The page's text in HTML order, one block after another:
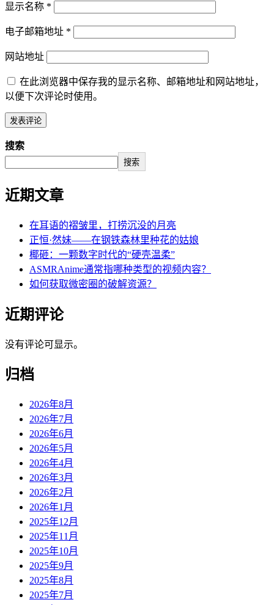
显示名称 *
电子邮箱地址 *
网站地址
在此浏览器中保存我的显示名称、邮箱地址和网站地址，
以便下次评论时使用。
搜索
搜索
近期文章
在耳语的褶皱里，打捞沉没的月亮
正恒·然妹——在钢铁森林里种花的姑娘
椰砸：一颗数字时代的“硬壳温柔”
ASMRAnime通常指哪种类型的视频内容？
如何获取微密圈的破解资源？
近期评论
没有评论可显示。
归档
2026年8月
2026年7月
2026年6月
2026年5月
2026年4月
2026年3月
2026年2月
2026年1月
2025年12月
2025年11月
2025年10月
2025年9月
2025年8月
2025年7月